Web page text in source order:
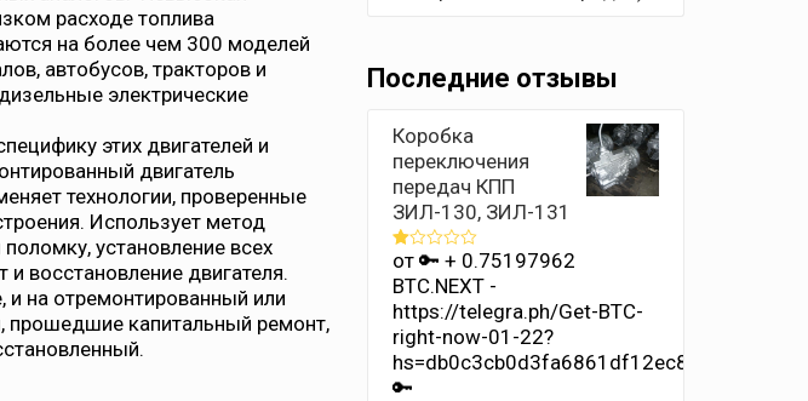
Последние отзывы
Коробка
переключения
передач КПП
ЗИЛ-130, ЗИЛ-131
Оценка
1
из
5
от 🔑 + 0.75197962
BTC.NEXT -
https://telegra.ph/Get-BTC-
right-now-01-22?
hs=db0c3cb0d3fa6861df12ec8686b4e342&
🔑
расходе топлива
на более чем 300 моделей
автобусов, тракторов и
электрические
этих двигателей и
двигатель
технологии, проверенные
Использует метод
установление всех
восстановление двигателя.
и на отремонтированный или
прошедшие капитальный ремонт,